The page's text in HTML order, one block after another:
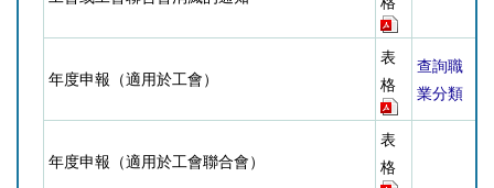
年度申報（適用於工會）
表
格
查詢職
業分類
年度申報（適用於工會聯合會）
表
格